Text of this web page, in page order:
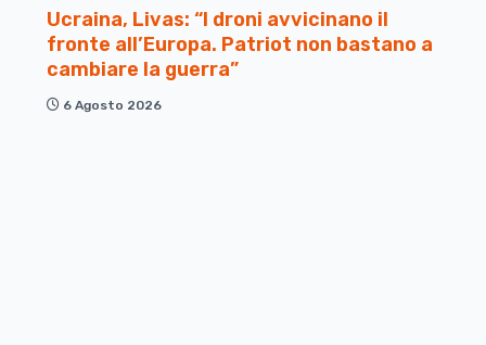
Ucraina, Livas: “I droni avvicinano il
fronte all’Europa. Patriot non bastano a
cambiare la guerra”
6 Agosto 2026